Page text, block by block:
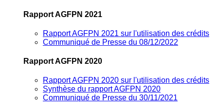
Rapport AGFPN 2021
Rapport AGFPN 2021 sur l'utilisation des crédits
Communiqué de Presse du 08/12/2022
Rapport AGFPN 2020
Rapport AGFPN 2020 sur l'utilisation des crédits
Synthèse du rapport AGFPN 2020
Communiqué de Presse du 30/11/2021